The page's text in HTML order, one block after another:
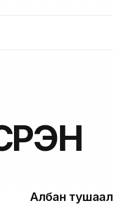
Албан тушаал